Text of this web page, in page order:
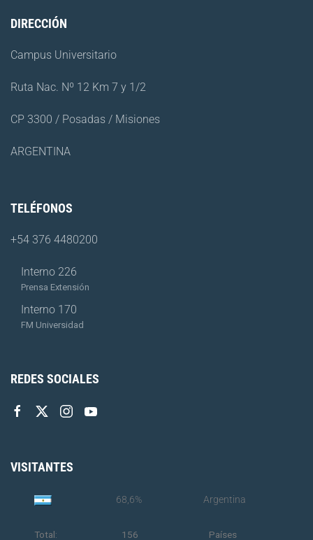
DIRECCIÓN
Campus Universitario
Ruta Nac. Nº 12 Km 7 y 1/2
CP 3300 / Posadas / Misiones
ARGENTINA
TELÉFONOS
+54 376 4480200
Interno 226
Prensa Extensión
Interno 170
FM Universidad
REDES SOCIALES
VISITANTES
68,6% Argentina
Total: 156 Países